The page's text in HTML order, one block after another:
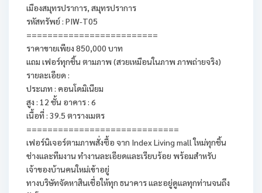
เมืองสมุทรปราการ, สมุทรปราการ
รหัสทรัพย์ : PIW-T05
=========================
ราคาขายเพียง 850,000 บาท
แถม เฟอร์ทุกชิ้น ตามภาพ (สวยเหมือนในภาพ ภาพถ่ายจริง)
รายละเอียด :
ประเภท : คอนโดมิเนียม
สูง : 12 ชั้น อาคาร : 6
เนื้อที่ : 39.5 ตารางเมตร
=============================
เฟอร์นิเจอร์ตามภาพสั่งซื้อ จาก Index Living mall ใหม่ทุกชิ้น
ช่างและทีมงาน ทำงานละเอียดและเรียบร้อย พร้อมสำหรับ
เจ้าของบ้านคนใหม่เข้าอยู่
ทางบริษัทจัดหาสินเชื่อให้ทุก ธนาคาร และอยู่ดูแลทุกท่านจนถึง